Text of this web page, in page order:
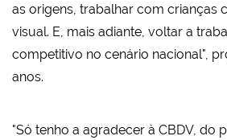
as origens, trabalhar com crianças
visual. E, mais adiante, voltar a
competitivo no cenário nacional",
anos.
"Só tenho a agradecer à CBDV, do